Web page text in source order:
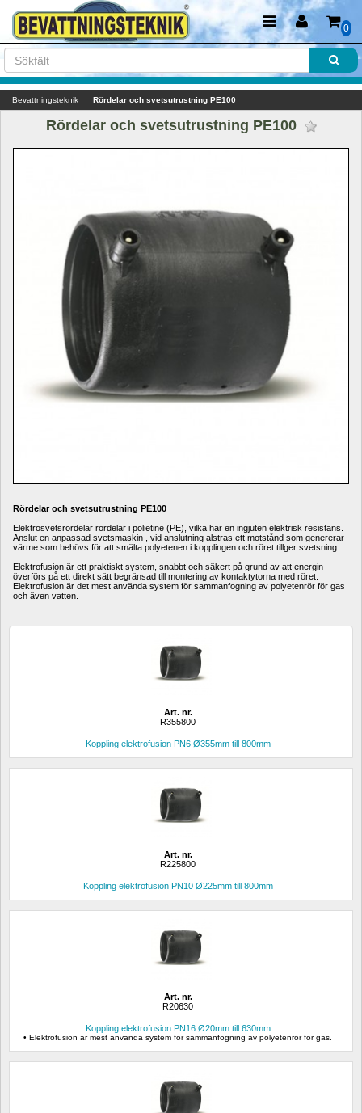
0
Bevattningsteknik Rördelar och svetsutrustning PE100
Rördelar och svetsutrustning PE100
Rördelar och svetsutrustning PE100
Elektrosvetsrördelar rördelar i polietine (PE), vilka har en ingjuten elektrisk resistans.
Anslut en anpassad svetsmaskin , vid anslutning alstras ett motstånd som genererar
värme som behövs för att smälta polyetenen i kopplingen och röret tillger svetsning.
Elektrofusion är ett praktiskt system, snabbt och säkert på grund av att energin
överförs på ett direkt sätt begränsad till montering av kontaktytorna med röret.
Elektrofusion är det mest använda system för sammanfogning av polyetenrör för gas
och även vatten.
Art. nr.
R355800
Koppling elektrofusion PN6 Ø355mm till 800mm
Art. nr.
R225800
Koppling elektrofusion PN10 Ø225mm till 800mm
Art. nr.
R20630
Koppling elektrofusion PN16 Ø20mm till 630mm
• Elektrofusion är mest använda system för sammanfogning av polyetenrör för gas.